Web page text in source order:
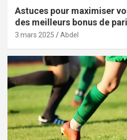
Astuces pour maximiser
des meilleurs bonus de
3 mars 2025 Abdel